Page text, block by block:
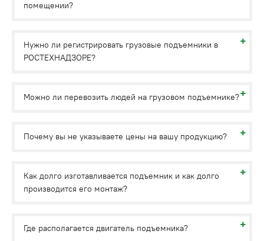
помещении?
Нужно ли регистрировать грузовые подъемники в
РОСТЕХНАДЗОРЕ?
Можно ли перевозить людей на грузовом подъемнике?
Почему вы не указываете цены на вашу продукцию?
Как долго изготавливается подъемник и как долго
производится его монтаж?
Где располагается двигатель подъемника?